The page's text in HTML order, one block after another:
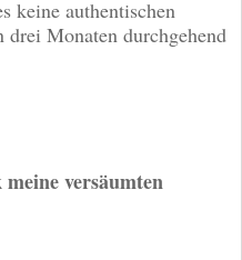
keine authentischen
Monaten durchgehend
versäumten